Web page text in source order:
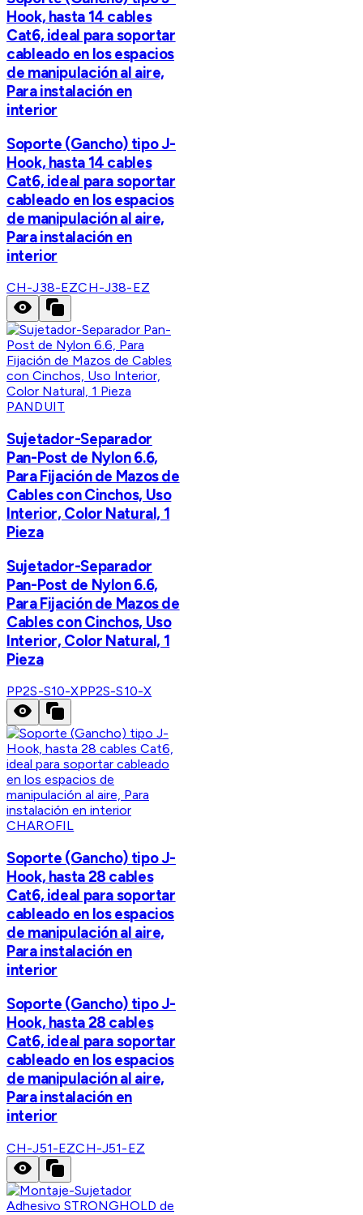
Hook, hasta 14 cables
Cat6, ideal para soportar
cableado en los espacios
de manipulación al aire,
Para instalación en
interior
Soporte (Gancho) tipo J-
Hook, hasta 14 cables
Cat6, ideal para soportar
cableado en los espacios
de manipulación al aire,
Para instalación en
interior
CH-J38-EZCH-J38-EZ
PANDUIT
Sujetador-Separador
Pan-Post de Nylon 6.6,
Para Fijación de Mazos de
Cables con Cinchos, Uso
Interior, Color Natural, 1
Pieza
Sujetador-Separador
Pan-Post de Nylon 6.6,
Para Fijación de Mazos de
Cables con Cinchos, Uso
Interior, Color Natural, 1
Pieza
PP2S-S10-XPP2S-S10-X
CHAROFIL
Soporte (Gancho) tipo J-
Hook, hasta 28 cables
Cat6, ideal para soportar
cableado en los espacios
de manipulación al aire,
Para instalación en
interior
Soporte (Gancho) tipo J-
Hook, hasta 28 cables
Cat6, ideal para soportar
cableado en los espacios
de manipulación al aire,
Para instalación en
interior
CH-J51-EZCH-J51-EZ